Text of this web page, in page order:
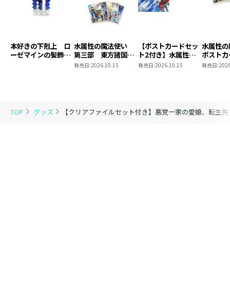
TOP グッズ 【クリアファイルセット付き】悪党一家の愛娘、転生
本好きの下剋上 ロ
ーゼマインの髪飾り
水属性の魔法使い
第三部 東方諸国編
8 同時発売まとめ
発売日:2026.10.15
【ポストカードセッ
ト2付き】水属性の
魔法使い 第三部
発売日:2026.10.15
水属性
ポスト
2
発売日: